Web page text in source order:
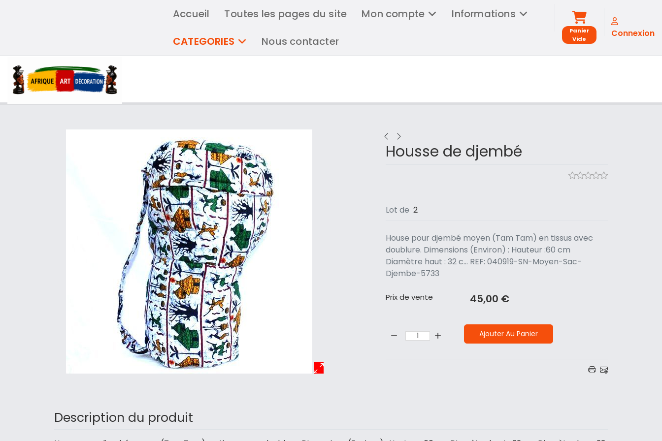
Accueil Toutes les pages du site Mon compte
Informations
CATEGORIES
Nous contacter
Panier
Vide
Connexion
Housse de djembé
Lot de 2
House pour djembé moyen (Tam Tam) en tissus avec
doublure. Dimensions (Environ) : Hauteur :60 cm
Diamètre haut : 32 c... REF: 040919-SN-Moyen-Sac-
Djembe-5733
Prix ​​de vente 45,00 €
Quantité: Ajouter Au Panier
Description du produit